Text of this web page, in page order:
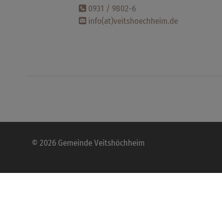
0931 / 9802-6
info(at)veitshoechheim.de
© 2026 Gemeinde Veitshöchheim